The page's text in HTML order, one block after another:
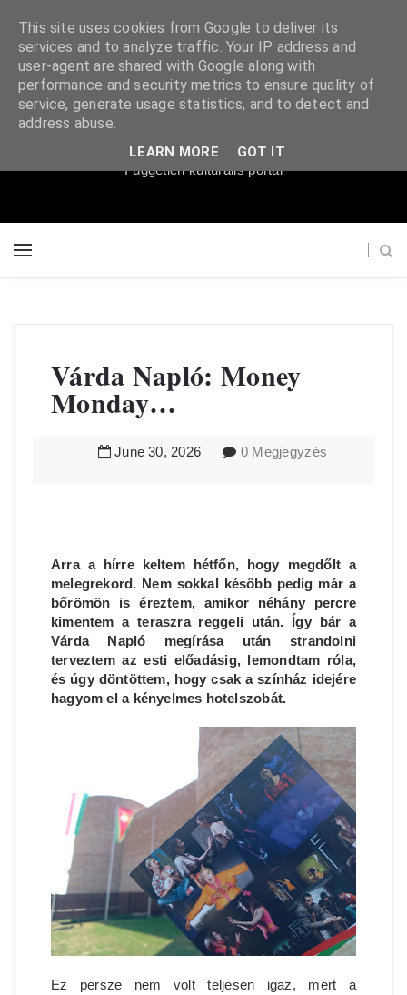
Súgópéldány
Független kulturális portál
Várda Napló: Money
Monday…
June 30, 2026 0 Megjegyzés
Arra a hírre keltem hétfőn, hogy megdőlt a
melegrekord. Nem sokkal később pedig már a
bőrömön is éreztem, amikor néhány percre
kimentem a teraszra reggeli után. Így bár a
Várda Napló megírása után strandolni
terveztem az esti előadásig, lemondtam róla,
és úgy döntöttem, hogy csak a színház idejére
hagyom el a kényelmes hotelszobát.
Ez persze nem volt teljesen igaz, mert a
This site uses cookies from Google to deliver its
services and to analyze traffic. Your IP address and
user-agent are shared with Google along with
performance and security metrics to ensure quality of
service, generate usage statistics, and to detect and
address abuse.
LEARN MORE GOT IT